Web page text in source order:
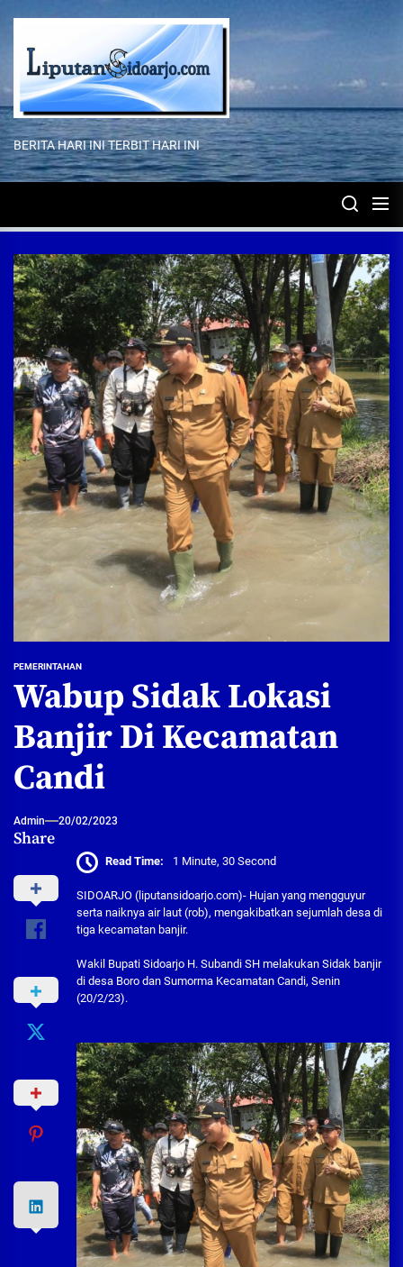
content
BERITA HARI INI TERBIT HARI INI
PEMERINTAHAN
Wabup Sidak Lokasi
Banjir Di Kecamatan
Candi
Admin 20/02/2023
Share
Read Time: 1 Minute, 30 Second
SIDOARJO (liputansidoarjo.com)- Hujan yang mengguyur
serta naiknya air laut (rob), mengakibatkan sejumlah desa di
tiga kecamatan banjir.
Wakil Bupati Sidoarjo H. Subandi SH melakukan Sidak banjir
di desa Boro dan Sumorma Kecamatan Candi, Senin
(20/2/23).